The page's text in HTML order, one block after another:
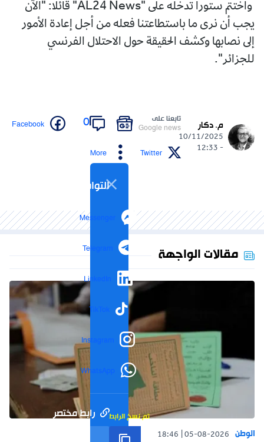
واختتم ستورا تدخله على "AL24 News" قائلا: "الآن
يجب أن نرى ما باستطاعتنا فعله من أجل إعادة الأمور
إلى نصابها وكشف الحقيقة حول الاحتلال الفرنسي
للجزائر".
م. دكار
10/11/2025
- 12:33
تابعنا على
Google news
0
Facebook
Twitter
More
التواصل الاجتماعي
Messenger
Telegram
LinkedIn
TikTok
Instagram
WhatsApp
رابط مختصر تم نسخ الرابط
مقالات الواجهة
الوطن 05-08-2026
18:46